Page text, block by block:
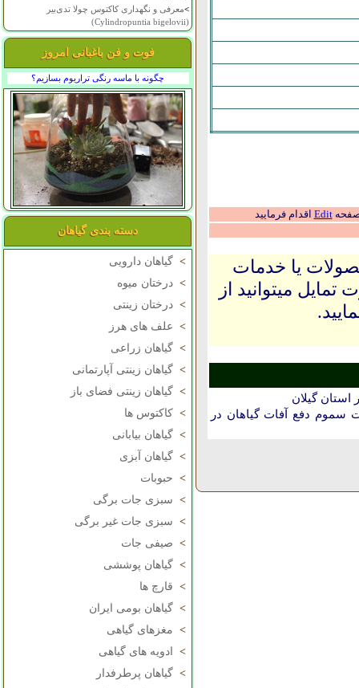
>معرفی و نگهداری کاکتوس چولا تدی‌بیر
(Cylindropuntia bigelovii)
فوت و فن باغبانی امروز
چگونه با ماسه رنگی تراریوم بسازیم؟
دسته بندی گیاهان
> گیاهان دارویی
> درختان میوه
> درختان زینتی
> علف های هرز
> گیاهان زراعی
> گیاهان زینتی آپارتمانی
> گیاهان زینتی فضای باز
> کاکتوس ها
> گیاهان بیابانی
> گیاهان آبزی
> حبوبات
> سبزی جات برگی
> سبزی جات غیر برگی
> صیفی جات
> گیاهان پوششی
> قارچ ها
> گیاهان بومی ایران
> مغزهای گیاهی
>
ادویه های گیاهی
> گیاهان پرطرفدار
صفحهEdit اقدام فرمایید
یا خدمات
میتوانید از
استان گيلان
سموم دفع آفات گیاهان در